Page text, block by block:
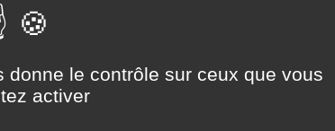
rapide
le contrôle sur ceux que vous
activer